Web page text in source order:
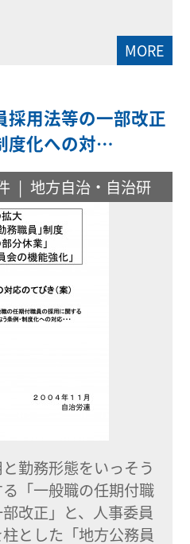
MORE
採用法等の一部改正
度化への対…
地方自治・自治研
勤務形態をいっそう
「一般職の任期付職
改正」と、人事委員
とした「地方公務員